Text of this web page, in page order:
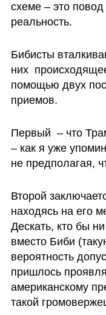
схеме – это
реальность.
Бибисты
них
помощью двух
приемов.
Первый  – что
– как я уже
не предполагая,
Второй
находясь на его
Дескать, кто бы
вместо Биби
вероятность
пришлось
американскому
такой